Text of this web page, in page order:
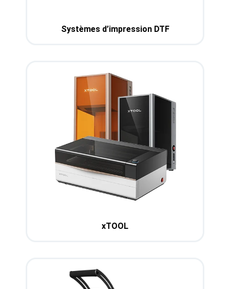
Systèmes d’impression DTF
xTOOL